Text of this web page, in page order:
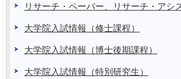
リサーチ・ペーパー、リサーチ・アシ
大学院入試情報（修士課程）
大学院入試情報（博士後期課程）
大学院入試情報（特別研究生）